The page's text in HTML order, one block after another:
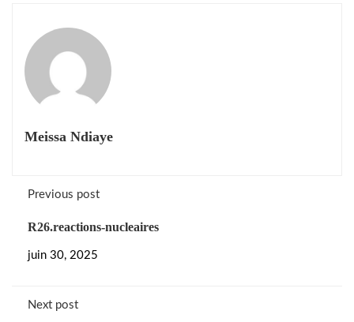
Meissa Ndiaye
Previous post
R26.reactions-nucleaires
juin 30, 2025
Next post